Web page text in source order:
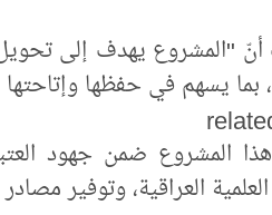
"المشروع يهدف إلى تحويل
بما يسهم في حفظها وإتاحتها
المشروع ضمن جهود
العلمية العراقية، وتوفير